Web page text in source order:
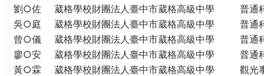
劉○佐
葳格學校財團法人臺中市葳格高級中學
普通
吳○庭
葳格學校財團法人臺中市葳格高級中學
普通
曾○儀
葳格學校財團法人臺中市葳格高級中學
普通
廖○安
葳格學校財團法人臺中市葳格高級中學
普通
黃○霖
葳格學校財團法人臺中市葳格高級中學
觀光